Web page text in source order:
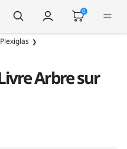
0
Arbre sur